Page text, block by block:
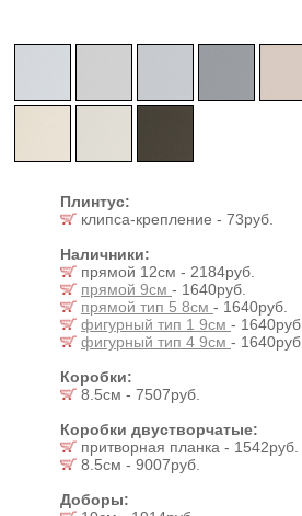
Плинтус:
клипса-крепление - 73руб.
Наличники:
прямой 12см - 2184руб.
прямой 9см - 1640руб.
прямой тип 5 8см - 1640руб.
фигурный тип 1 9см - 1640руб.
фигурный тип 4 9см - 1640руб.
Коробки:
8.5см - 7507руб.
Коробки двустворчатые:
притворная планка - 1542руб.
8.5см - 9007руб.
Доборы: